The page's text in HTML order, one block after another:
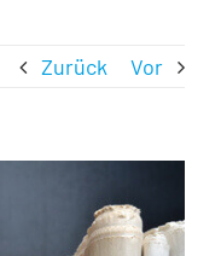
Zurück Vor